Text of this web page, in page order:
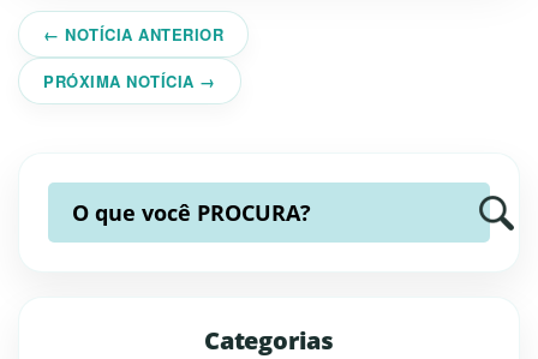
← NOTÍCIA ANTERIOR
PRÓXIMA NOTÍCIA →
O que você PROCURA?
Categorias